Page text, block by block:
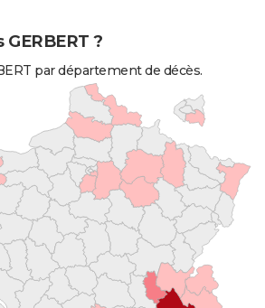
?
par département de décès.